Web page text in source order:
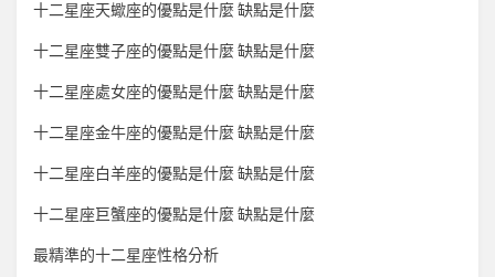
十二星座天蠍座的優點是什麼 缺點是什麼
十二星座雙子座的優點是什麼 缺點是什麼
十二星座處女座的優點是什麼 缺點是什麼
十二星座金牛座的優點是什麼 缺點是什麼
十二星座白羊座的優點是什麼 缺點是什麼
十二星座巨蟹座的優點是什麼 缺點是什麼
最精準的十二星座性格分析